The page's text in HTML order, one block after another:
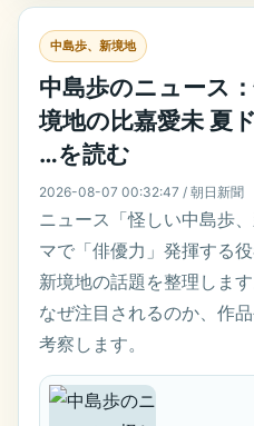
中島歩、新境地
中島歩のニュース
境地の比嘉愛未 夏
…を読む
2026-08-07 00:32:47 / 朝日新聞
ニュース「怪しい中島歩
マで「俳優力」発揮する
新境地の話題を整理しま
なぜ注目されるのか、作
考察します。